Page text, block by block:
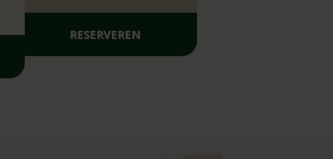
RESERVEREN